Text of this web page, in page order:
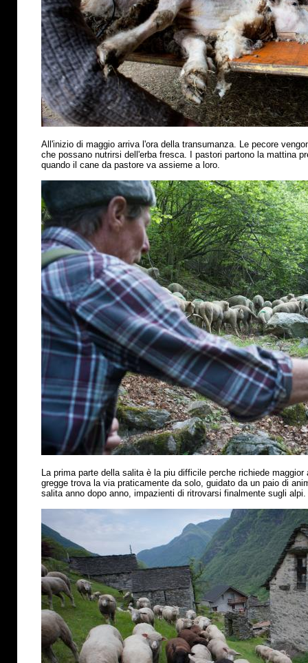
All'inizio di maggio arriva l'ora della transumanza. Le pecore
che possano nutrirsi dell'erba fresca. I pastori partono la mattina
quando il cane da pastore va assieme a loro.
La prima parte della salita è la piu difficile perche richiede
gregge trova la via praticamente da solo, guidato da un paio di
salita anno dopo anno, impazienti di ritrovarsi finalmente sugli alpi.